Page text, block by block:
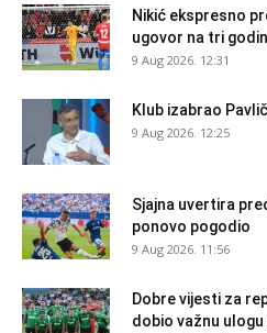
Nikić ekspresno
ugovor na tri
9 Aug 2026. 12:31
Klub izabrao
9 Aug 2026. 12:25
Sjajna uvertira
ponovo pogodio
9 Aug 2026. 11:56
Dobre vijesti za
dobio važnu ulogu